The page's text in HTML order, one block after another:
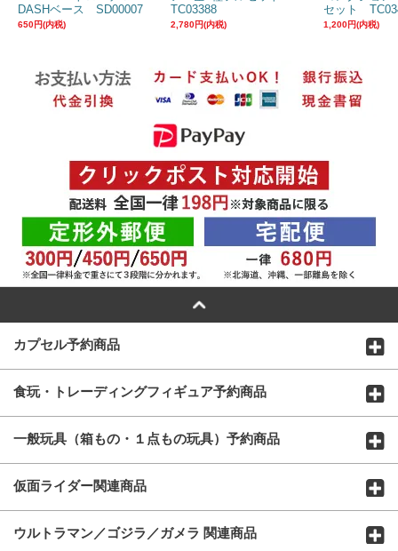
DASHベース SD00007
650円(内税)
TC03388
2,780円(内税)
セット
1,200円(内税)
カプセル予約商品
食玩・トレーディングフィギュア予約商品
一般玩具（箱もの・１点もの玩具）予約商品
仮面ライダー関連商品
ウルトラマン／ゴジラ／ガメラ 関連商品